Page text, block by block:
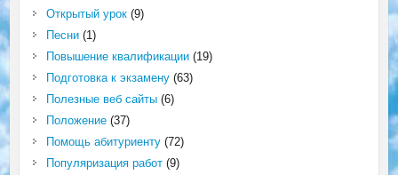
Открытый урок(9)
Песни(1)
Повышение квалификации(19)
Подготовка к экзамену(63)
Полезные веб сайты(6)
Положение(37)
Помощь абитуриенту(72)
Популяризация работ(9)